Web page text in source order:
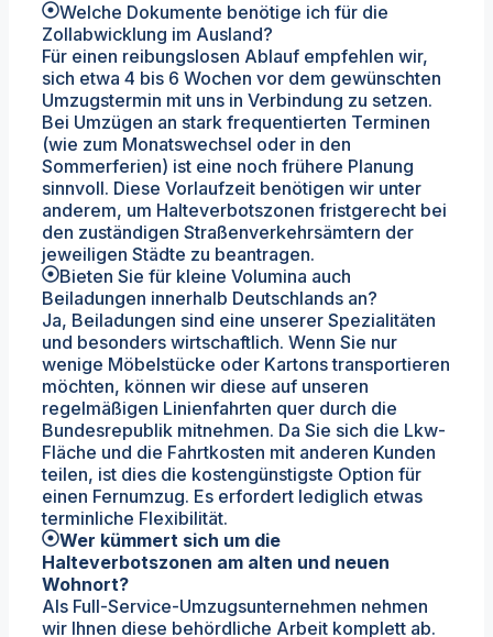
Welche Dokumente benötige ich für die
Zollabwicklung im Ausland?
Für einen reibungslosen Ablauf empfehlen wir,
sich etwa 4 bis 6 Wochen vor dem gewünschten
Umzugstermin mit uns in Verbindung zu setzen.
Bei Umzügen an stark frequentierten Terminen
(wie zum Monatswechsel oder in den
Sommerferien) ist eine noch frühere Planung
sinnvoll. Diese Vorlaufzeit benötigen wir unter
anderem, um Halteverbotszonen fristgerecht bei
den zuständigen Straßenverkehrsämtern der
jeweiligen Städte zu beantragen.
Bieten Sie für kleine Volumina auch
Beiladungen innerhalb Deutschlands an?
Ja, Beiladungen sind eine unserer Spezialitäten
und besonders wirtschaftlich. Wenn Sie nur
wenige Möbelstücke oder Kartons transportieren
möchten, können wir diese auf unseren
regelmäßigen Linienfahrten quer durch die
Bundesrepublik mitnehmen. Da Sie sich die Lkw-
Fläche und die Fahrtkosten mit anderen Kunden
teilen, ist dies die kostengünstigste Option für
einen Fernumzug. Es erfordert lediglich etwas
terminliche Flexibilität.
Wer kümmert sich um die
Halteverbotszonen am alten und neuen
Wohnort?
Als Full-Service-Umzugsunternehmen nehmen
wir Ihnen diese behördliche Arbeit komplett ab.